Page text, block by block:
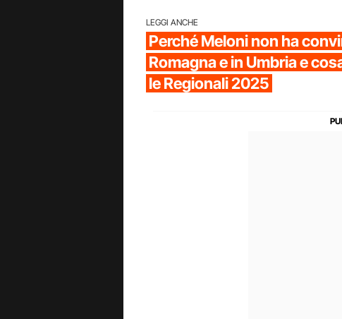
LEGGI ANCHE
Perché Meloni non ha
Romagna e in Umbria e
le Regionali 2025